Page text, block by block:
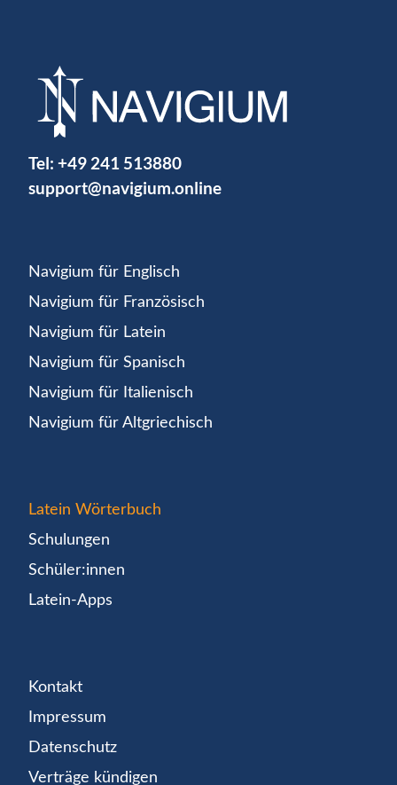
Tel: +49 241 513880
support@navigium.online
Navigium für Englisch
Navigium für Französisch
Navigium für Latein
Navigium für Spanisch
Navigium für Italienisch
Navigium für Altgriechisch
Latein Wörterbuch
Schulungen
Schüler:innen
Latein-Apps
Kontakt
Impressum
Datenschutz
Verträge kündigen